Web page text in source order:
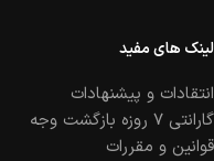
لینک های مفید
انتقادات و پیشنهادات
گارانتی ۷ روزه بازگشت وجه
قوانین و مقررات